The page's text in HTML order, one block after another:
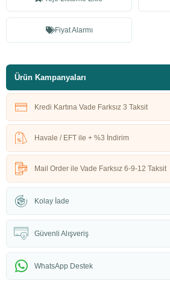
Fiyat Alarmı
Ürün Kampanyaları
Kredi Kartına Vade Farksız 3 Taksit
Havale / EFT ile + %3 İndirim
Mail Order ile Vade Farksız 6-9-12 Taksit
Kolay İade
Güvenli Alışveriş
WhatsApp Destek